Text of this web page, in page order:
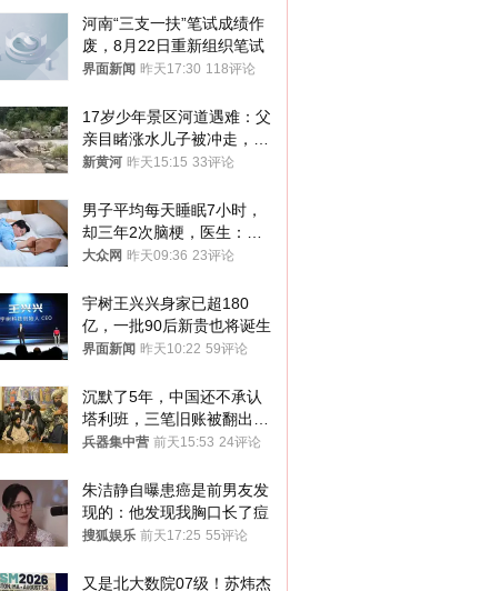
河南“三支一扶”笔试成绩作
废，8月22日重新组织笔试
界面新闻 昨天17:30 118评论
17岁少年景区河道遇难：父
亲目睹涨水儿子被冲走，当
地排除上游泄洪，家属盼厘
新黄河 昨天15:15 33评论
男子平均每天睡眠7小时，
却三年2次脑梗，医生：这
样睡觉更伤身
大众网 昨天09:36 23评论
宇树王兴兴身家已超180
亿，一批90后新贵也将诞生
界面新闻 昨天10:22 59评论
沉默了5年，中国还不承认
塔利班，三笔旧账被翻出，
最大风险出现
兵器集中营 前天15:53 24评论
朱洁静自曝患癌是前男友发
现的：他发现我胸口长了痘
搜狐娱乐 前天17:25 55评论
又是北大数院07级！苏炜杰